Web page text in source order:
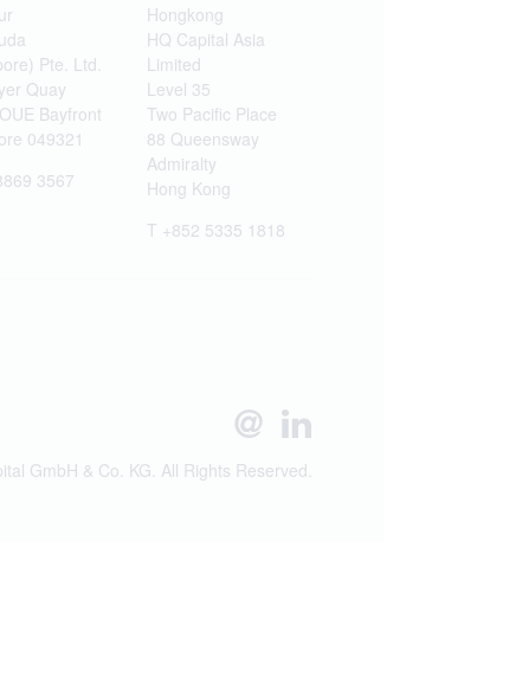
Pte. Ltd.
Quay
Bayfront
049321
3567
Hongkong
HQ Capital Asia
Limited
Level 35
Two Pacific Place
88 Queensway
Admiralty
Hong Kong
T +852 5335 1818
GmbH & Co. KG. All Rights Reserved.